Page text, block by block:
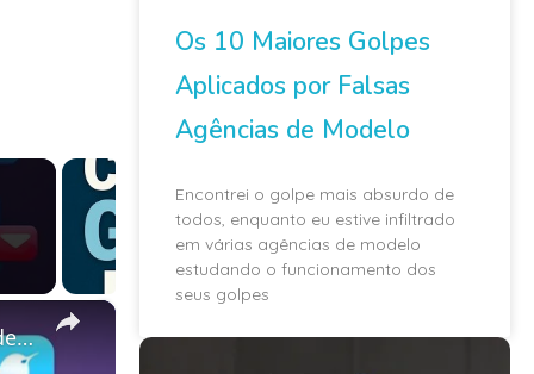
×
Explosão de Criatividade: Crie Imagens Incríveis para Redes Sociais com a Inteligência Artificial!
Os 10 Maiores Golpes
Aplicados por Falsas
Agências de Modelo
Encontrei o golpe mais absurdo de
todos, enquanto eu estive infiltrado
em várias agências de modelo
estudando o funcionamento dos
seus golpes